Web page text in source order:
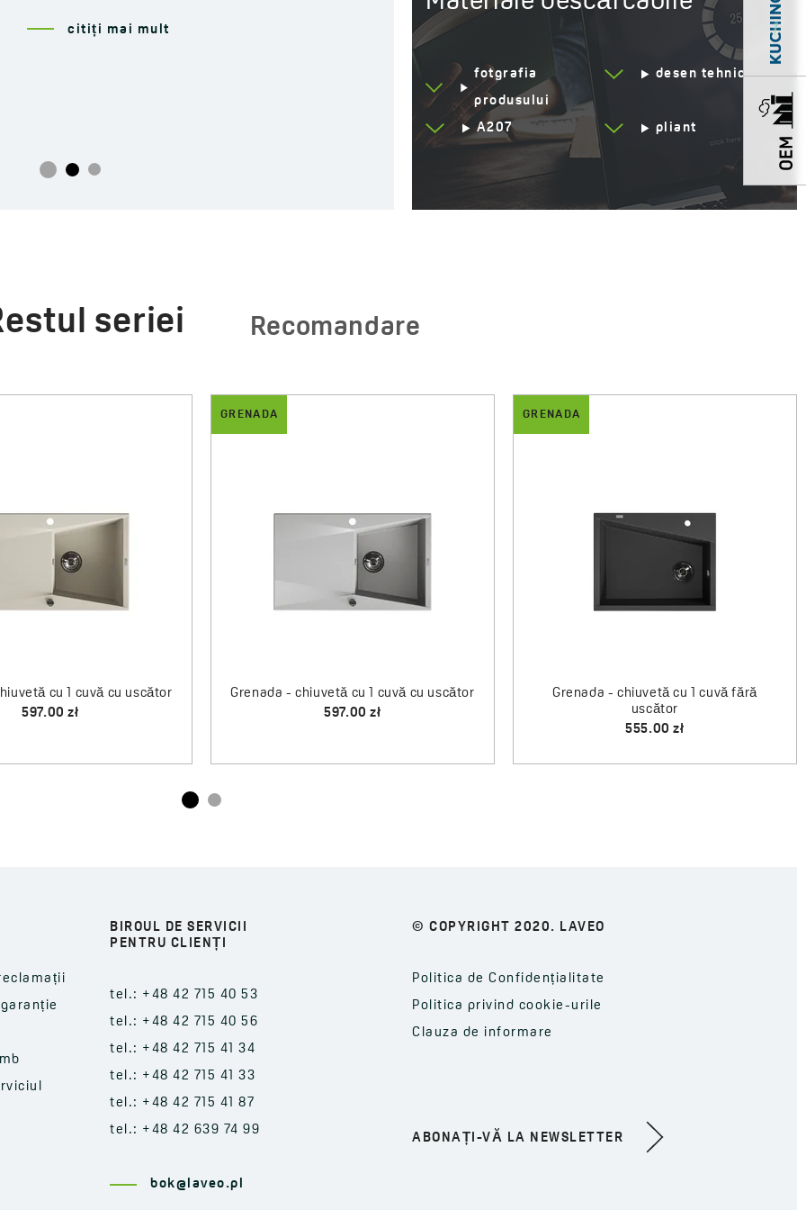
Închiderea automată a
Rezistent la șocuri
termice
Rezistent la zgarieturi
Rezistent la impact
Metoda de montare Montat deasupra
garanției
citiți mai mult
fotgrafia
produsului
desen tehnic
A207 pliant
seriei Recomandare
cu 1 cuvă cu uscător
597.00 zł
GRENADA
Grenada - chiuvetă cu 1 cuvă cu uscător
597.00 zł
GRENADA
Grenada - chiuvetă cu 1 cuvă fără
uscător
555.00 zł
BIROUL DE SERVICII
PENTRU CLIENȚI
tel.: +48 42 715 40 53
tel.: +48 42 715 40 56
tel.: +48 42 715 41 34
tel.: +48 42 715 41 33
tel.: +48 42 715 41 87
tel.: +48 42 639 74 99
bok@laveo.pl
© COPYRIGHT 2020. LAVEO
Politica de Confidențialitate
Politica privind cookie-urile
Clauza de informare
ABONAȚI-VĂ LA NEWSLETTER